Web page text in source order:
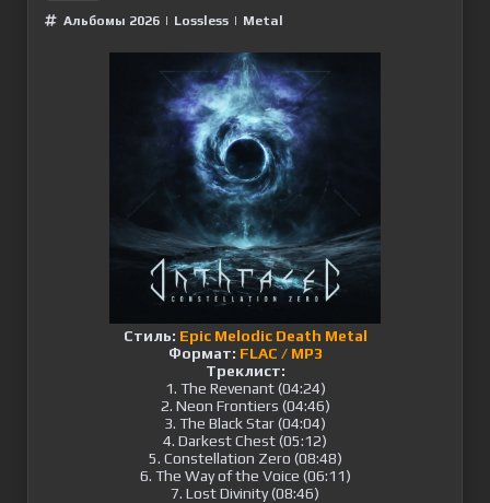
Альбомы 2026 | Lossless | Metal
Стиль: Epic Melodic Death Metal
Формат: FLAC / MP3
Треклист:
1. The Revenant (04:24)
2. Neon Frontiers (04:46)
3. The Black Star (04:04)
4. Darkest Chest (05:12)
5. Constellation Zero (08:48)
6. The Way of the Voice (06:11)
7. Lost Divinity (08:46)